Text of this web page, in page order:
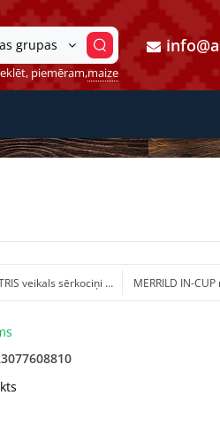
grupas
piemēram,maize
veikals sērkociņi 1gb (1/10/1000)
MERRILD IN-